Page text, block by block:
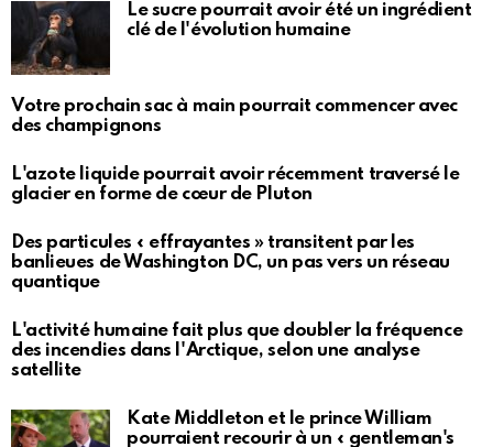
Le sucre pourrait avoir été un ingrédient
clé de l'évolution humaine
Votre prochain sac à main pourrait commencer avec
des champignons
L'azote liquide pourrait avoir récemment traversé le
glacier en forme de cœur de Pluton
Des particules « effrayantes » transitent par les
banlieues de Washington DC, un pas vers un réseau
quantique
L'activité humaine fait plus que doubler la fréquence
des incendies dans l'Arctique, selon une analyse
satellite
Kate Middleton et le prince William
pourraient recourir à un « gentleman's